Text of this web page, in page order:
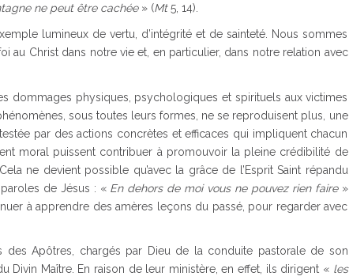
ne peut être cachée» (Mt5, 14).
lumineux de vertu, d’intégrité et de sainteté. Nous sommes
Christ dans notre vie et, en particulier, dans notre relation avec
dommages physiques, psychologiques et spirituels aux victimes
sous toutes leurs formes, ne se reproduisent plus, une
par des actions concrètes et efficaces qui impliquent chacun
moral puissent contribuer à promouvoir la pleine crédibilité de
ne devient possible qu’avec la grâce de l’Esprit Saint répandu
de Jésus : « En dehors de moi vous ne pouvez rien faire»
à apprendre des amères leçons du passé, pour regarder avec
des Apôtres, chargés par Dieu de la conduite pastorale de son
Divin Maître. En raison de leur ministère, en effet, ils dirigent « les